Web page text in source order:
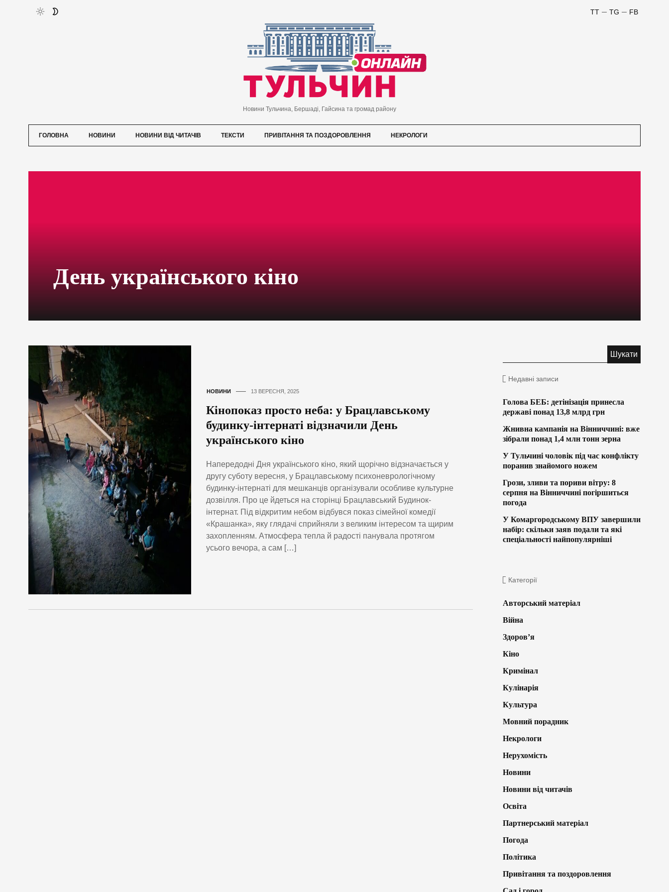
FB
TG
TT
Новини Тульчина, Бершаді, Гайсина та громад району
ГОЛОВНА НОВИНИ НОВИНИ ВІД ЧИТАЧІВ ТЕКСТИ ПРИВІТАННЯ ТА ПОЗДОРОВЛЕННЯ НЕКРОЛОГИ
День українського кіно
НОВИНИ 13 ВЕРЕСНЯ, 2025
Кінопоказ просто неба: у Брацлавському
будинку-інтернаті відзначили День
українського кіно
Напередодні Дня українського кіно, який щорічно відзначається у
другу суботу вересня, у Брацлавському психоневрологічному
будинку-інтернаті для мешканців організували особливе культурне
дозвілля. Про це йдеться на сторінці Брацлавський Будинок-
інтернат. Під відкритим небом відбувся показ сімейної комедії
«Крашанка», яку глядачі сприйняли з великим інтересом та щирим
захопленням. Атмосфера тепла й радості панувала протягом
усього вечора, а сам […]
Недавні записи
Голова БЕБ: детінізація принесла
державі понад 13,8 млрд грн
Жнивна кампанія на Вінниччині: вже
зібрали понад 1,4 млн тонн зерна
У Тульчині чоловік під час конфлікту
поранив знайомого ножем
Грози, зливи та пориви вітру: 8
серпня на Вінниччині погіршиться
погода
У Комаргородському ВПУ завершили
набір: скільки заяв подали та які
спеціальності найпопулярніші
Категорії
Авторський матеріал
Війна
Здоров’я
Кіно
Кримінал
Кулінарія
Культура
Мовний порадник
Некрологи
Нерухомість
Новини
Новини від читачів
Освіта
Партнерський матеріал
Погода
Політика
Привітання та поздоровлення